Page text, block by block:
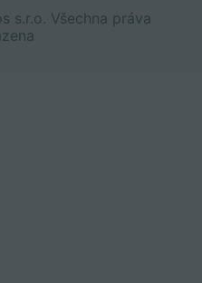
s.r.o. Všechna práva